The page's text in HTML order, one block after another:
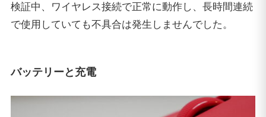
検証中、ワイヤレス接続で正常に動作し、長時間連続
で使用していても不具合は発生しませんでした。
バッテリーと充電